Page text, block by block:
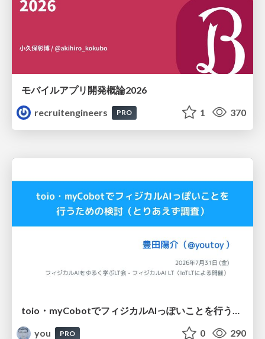
モバイルアプリ開発概論2026
recruitengineers
PRO 1 370
toio・myCobotでフィジカルAIっぽいことを行うための検討（とりあえず調査） / フィジカルAI LT（IoTLTによる開催）
you
PRO 0 290